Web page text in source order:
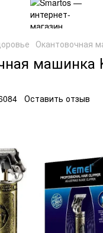
Окантовочная
машинка
Оставить отзыв